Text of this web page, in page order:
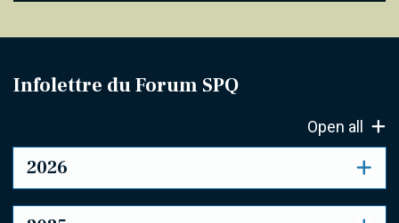
Infolettre du Forum SPQ
Open all
2026